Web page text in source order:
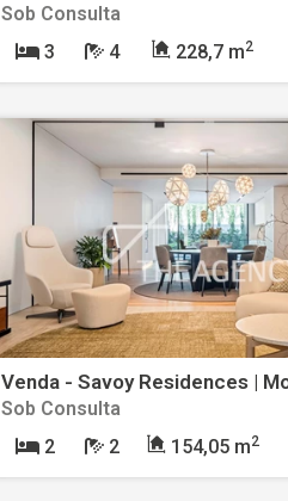
Sob Consulta
3
4 228,7 m2
Sob Consulta
2
2 154,05 m2